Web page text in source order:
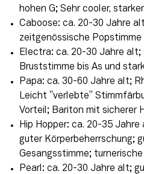
hohen G; Sehr cooler,
Caboose: ca. 20-30 Jahre
zeitgenössische
Electra: ca. 20-30 Jahre alt;
Bruststimme bis As und
Papa: ca. 30-60 Jahre alt;
Leicht ”verlebte”
Vorteil; Bariton mit sicherer
Hip Hopper: ca. 20-35
guter Körperbeherrschung;
Gesangsstimme; turnerische
Pearl: ca. 20-30 Jahre alt;